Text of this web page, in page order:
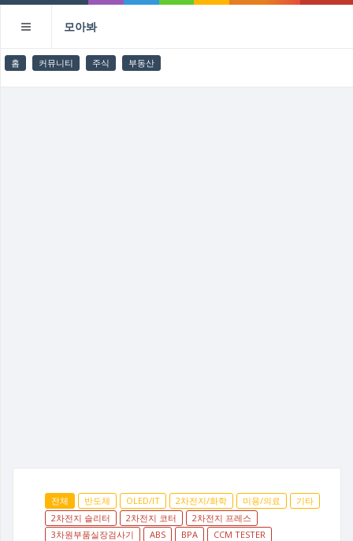
모아봐
홈 커뮤니티 주식 부동산
전체 반도체 OLED/IT 2차전지/화학 미용/의료
기타
2차전지 슬리터
2차전지 코터
2차전지 프레스
3차원부품실장검사기
ABS BPA
CCM TESTER